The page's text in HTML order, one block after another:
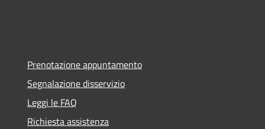
Prenotazione appuntamento
Segnalazione disservizio
Leggi le FAQ
Richiesta assistenza